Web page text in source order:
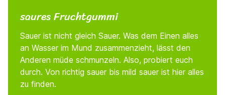
saures Fruchtgummi
Sauer ist nicht gleich Sauer. Was dem Einen alles
an Wasser im Mund zusammenzieht, lässt den
Anderen müde schmunzeln. Also, probiert euch
durch. Von richtig sauer bis mild sauer ist hier alles
zu finden.